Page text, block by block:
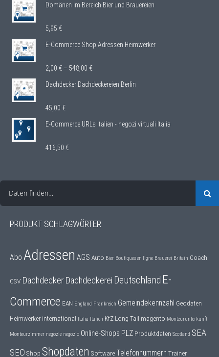
Domänen im Bereich Bier und Brauereien
5,95 €
E-Commerce Shop Adressen Heimwerker
2,00 € – 548,00 €
Dachdecker Dachdeckereien Berlin
45,00 €
E-Commerce URLs Italien - negozi virtuali Italia
416,50 €
Daten finden…
PRODUKT SCHLAGWÖRTER
Abo Adressen AGS Auto Bier Boutiques en ligne Brauerei Britain Coach
CSV Dachdecker Dachdeckerei Deutschland E-
Commerce EAN England Frankreich Gemeindekennzahl Geodaten
Heimwerker international Italia Italien KfZ Long Tail magento Monteurunterkunft
Monteurzimmer negozie negozio Online-Shops PLZ Produktdaten Scotland SEA
SEO Shop Shopdaten Software Telefonnummern Trainer